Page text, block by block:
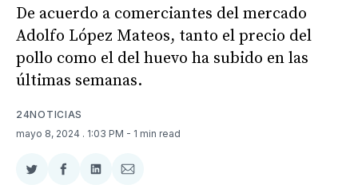
De acuerdo a comerciantes del mercado
Adolfo López Mateos, tanto el precio del
pollo como el del huevo ha subido en las
últimas semanas.
24NOTICIAS
mayo 8, 2024 . 1:03 PM - 1 min read
CompartirCompartir
CompartirCompartir